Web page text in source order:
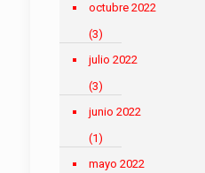
octubre 2022
(3)
julio 2022
(3)
junio 2022
(1)
mayo 2022